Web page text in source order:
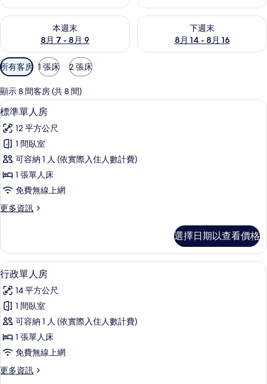
本週末
8月 7 - 8月 9
查看本週末 (8月 7 - 8月 9) 的供應情況
下週末
8月 14 - 8月 16
查看下週末 (8月 14 - 8月 16)
可
用
的
客
房
篩
選
條
所有客房 1 張床 2 張床
顯示 8 間客房 (共 8 間)
顯
示
標
準
單
人
房
的
有
相
片
迷你吧、客房內保險箱、書桌、筆電
5
標準單人房
12 平方公尺
1 間臥室
可容納 1 人 (依實際入住人數計費)
1 張單人床
免費無線上網
更多資訊
更
單
人
房
的
詳
情
選擇日期以查看價格
顯
示
行
政
單
人
房
的
迷你吧、客房內保險箱、書桌、筆電
5
行政單人房
14 平方公尺
1 間臥室
可容納 1 人 (依實際入住人數計費)
1 張單人床
免費無線上網
更多資訊
更